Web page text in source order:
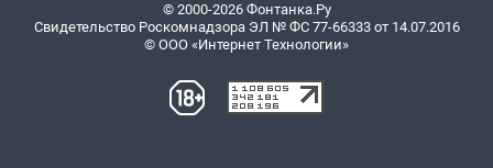
© 2000-2026 Фонтанка.Ру
Свидетельство Роскомнадзора ЭЛ № ФС 77-66333 от 14.07.2016
© ООО «Интернет Технологии»